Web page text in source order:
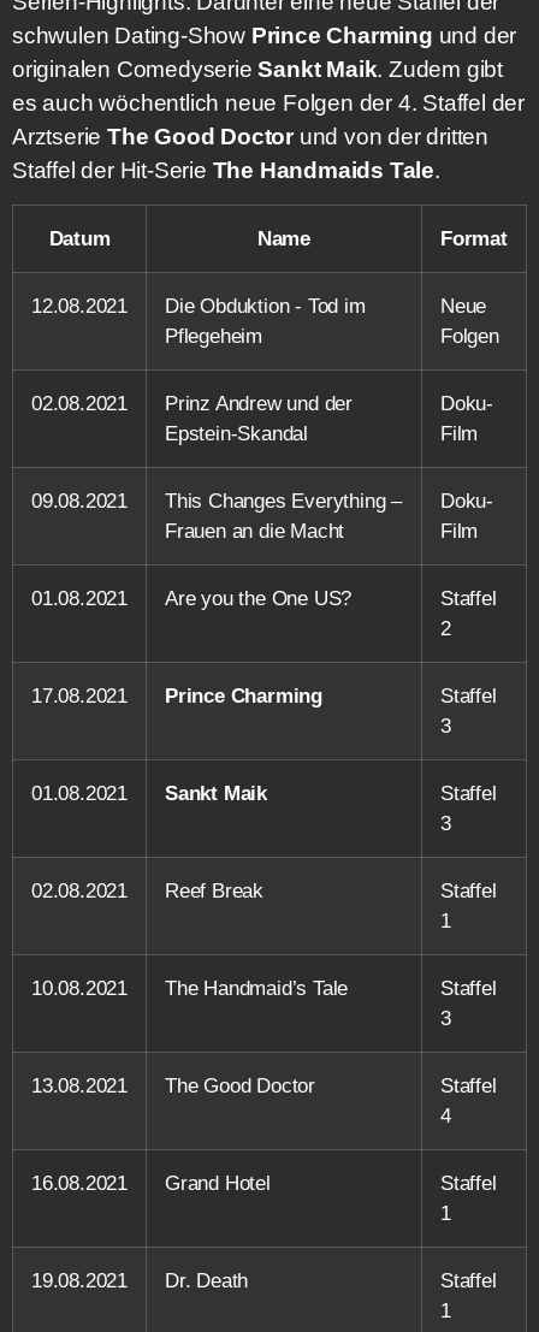
schwulen Dating-Show Prince Charming und der
originalen ComedyserieSankt Maik. Zudem gibt
es auch wöchentlich neue Folgen der 4. Staffel der
Arztserie The Good Doctor und von der dritten
Staffel der Hit-Serie The Handmaids Tale.
Datum Name Format
12.08.2021
Die Obduktion - Tod im
Pflegeheim
Neue
Folgen
02.08.2021
Prinz Andrew und der
Epstein-Skandal
Doku-
Film
09.08.2021
This Changes Everything –
Frauen an die Macht
Doku-
Film
01.08.2021 Are you the One US?
Staffel
2
17.08.2021 Prince Charming
Staffel
3
01.08.2021 Sankt Maik
Staffel
3
02.08.2021 Reef Break
Staffel
1
10.08.2021 The Handmaid’s Tale
Staffel
3
13.08.2021 The Good Doctor
Staffel
4
16.08.2021 Grand Hotel
Staffel
1
19.08.2021 Dr. Death
Staffel
1